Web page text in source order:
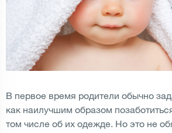
В первое время родители обычно
как наилучшим образом
том числе об их одежде. Но это не